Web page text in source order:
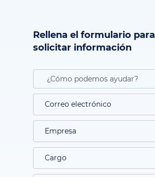
Rellena el formulario para
solicitar información